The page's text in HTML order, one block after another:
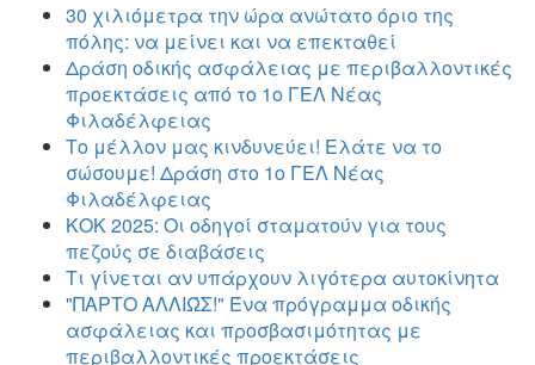
30 χιλιόμετρα την ώρα ανώτατο όριο της
πόλης: να μείνει και να επεκταθεί
Δράση οδικής ασφάλειας με περιβαλλοντικές
προεκτάσεις από το 1ο ΓΕΛ Νέας
Φιλαδέλφειας
Το μέλλον μας κινδυνεύει! Ελάτε να το
σώσουμε! Δράση στο 1ο ΓΕΛ Νέας
Φιλαδέλφειας
ΚΟΚ 2025: Οι οδηγοί σταματούν για τους
πεζούς σε διαβάσεις
Τι γίνεται αν υπάρχουν λιγότερα αυτοκίνητα
"ΠΑΡΤΟ ΑΛΛΙΏΣ!" Ένα πρόγραμμα οδικής
ασφάλειας και προσβασιμότητας με
περιβαλλοντικές προεκτάσεις